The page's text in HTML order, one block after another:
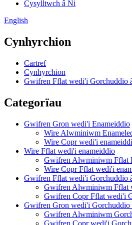
Cysylltwch â Ni
English
Cynhyrchion
Cartref
Cynhyrchion
Gwifren Fflat wedi'i Gorchuddio
Categorïau
Gwifren Gron wedi'i Enameiddio
Wire Alwminiwm
Wire Copr wedi'i
Wire Fflat wedi'i enameiddio
Gwifren Alwminiwm Fflat
Wire Copr Fflat wedi'i
Gwifren Fflat wedi'i Gorchuddio
Gwifren Alwminiwm Fflat
Gwifren Copr Fflat wedi'i
Gwifren Gron wedi'i Gorchuddio
Gwifren Alwminiwm
Gwifren Copr wedi'i